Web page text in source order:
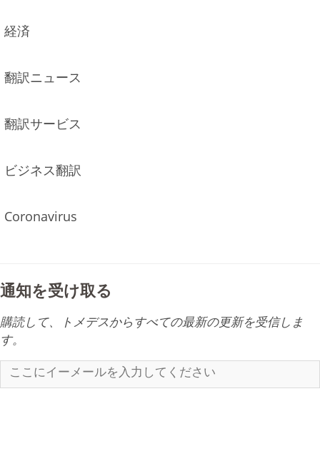
経済
翻訳ニュース
翻訳サービス
ビジネス翻訳
Coronavirus
通知を受け取る
購読して、トメデスからすべての最新の更新を受信しま
す。